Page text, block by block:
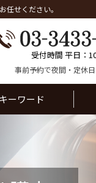
せください。
受付時間 平日：
事前予約で夜間・定休
ーワード